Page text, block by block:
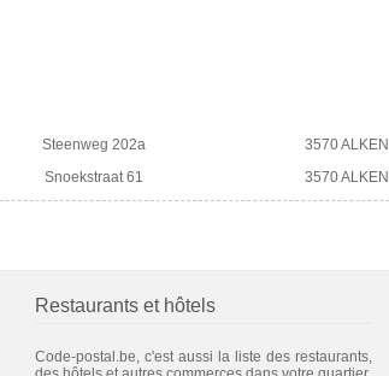
Steenweg 202a 3570 ALKEN
Snoekstraat 61 3570 ALKEN
Restaurants et hôtels
Code-postal.be, c'est aussi la liste des restaurants,